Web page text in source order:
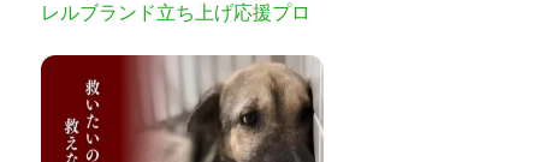
レルブランド立ち上げ応援プロ